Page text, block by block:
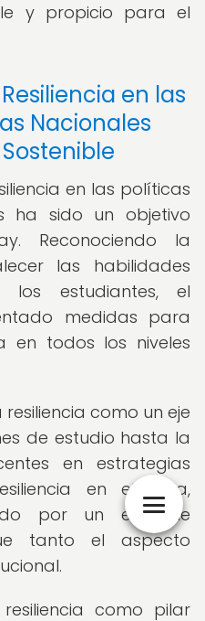
y propicio para el
en las
Nacionales
en las políticas
ha sido un objetivo
Reconociendo la
las habilidades
los estudiantes, el
medidas para
en todos los niveles
como un eje
de estudio hasta la
en estrategias
en el aula,
por un enfoque
tanto el aspecto
como pilar